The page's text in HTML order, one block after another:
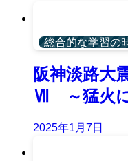
総合的な学習の
阪神淡路大
Ⅶ ～猛火
2025年1月7日